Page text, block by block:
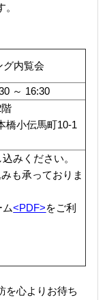
グ内覧会
～ 16:30
橋小伝馬町10-1
みください。
も承っておりま
ム<PDF>をご利
を心よりお待ち